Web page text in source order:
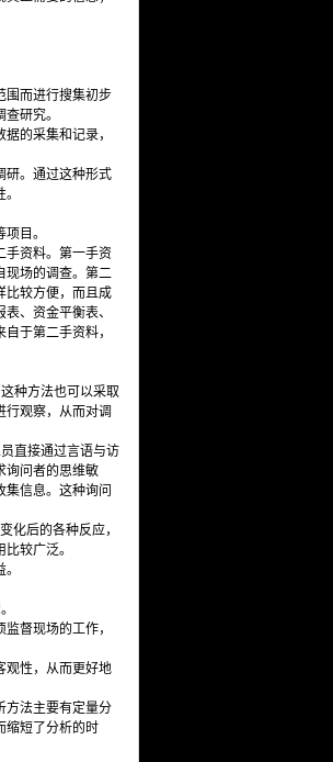
围而进行搜集初步
研究。
的采集和记录，
研。通过这种形式
目。
手资料。第一手资
现场的调查。第二
比较方便，而且成
、资金平衡表、
于第二手资料，
种方法也可以采取
行观察，从而对调
直接通过言语与访
询问者的思维敏
信息。这种询问
化后的各种反应，
较广泛。
督现场的工作，
观性，从而更好地
方法主要有定量分
缩短了分析的时